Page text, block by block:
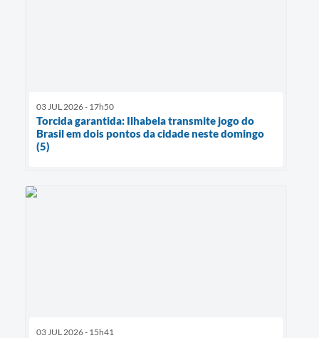
03 JUL 2026 - 17h50
Torcida garantida: Ilhabela transmite jogo do
Brasil em dois pontos da cidade neste domingo
(5)
03 JUL 2026 - 15h41